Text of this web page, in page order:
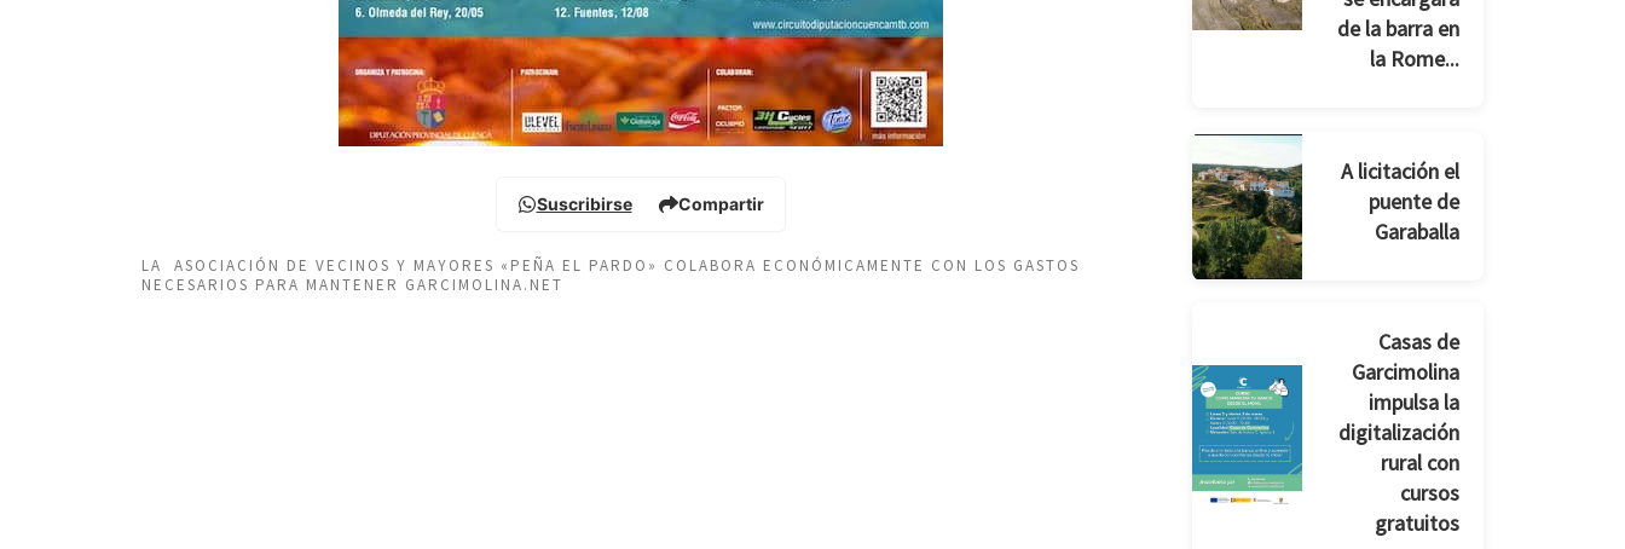
Suscribirse Compartir
LA ASOCIACIÓN DE VECINOS Y MAYORES «PEÑA EL PARDO» COLABORA ECONÓMICAMENTE CON LOS GASTOS
NECESARIOS PARA MANTENER GARCIMOLINA.NET
de la barra en
la Rome...
A licitación el
puente de
Garaballa
Casas de
Garcimolina
impulsa la
digitalización
rural con
cursos
gratuitos